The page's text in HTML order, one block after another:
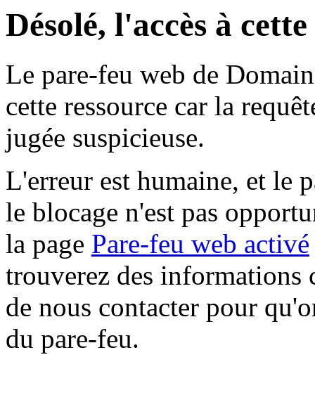
Désolé, l'accès à
Le pare-feu web de
cette ressource car la
jugée suspicieuse.
L'erreur est humaine, et le
le blocage n'est pas
la page Pare-feu web activé
trouverez des informations
de nous contacter pour
du pare-feu.